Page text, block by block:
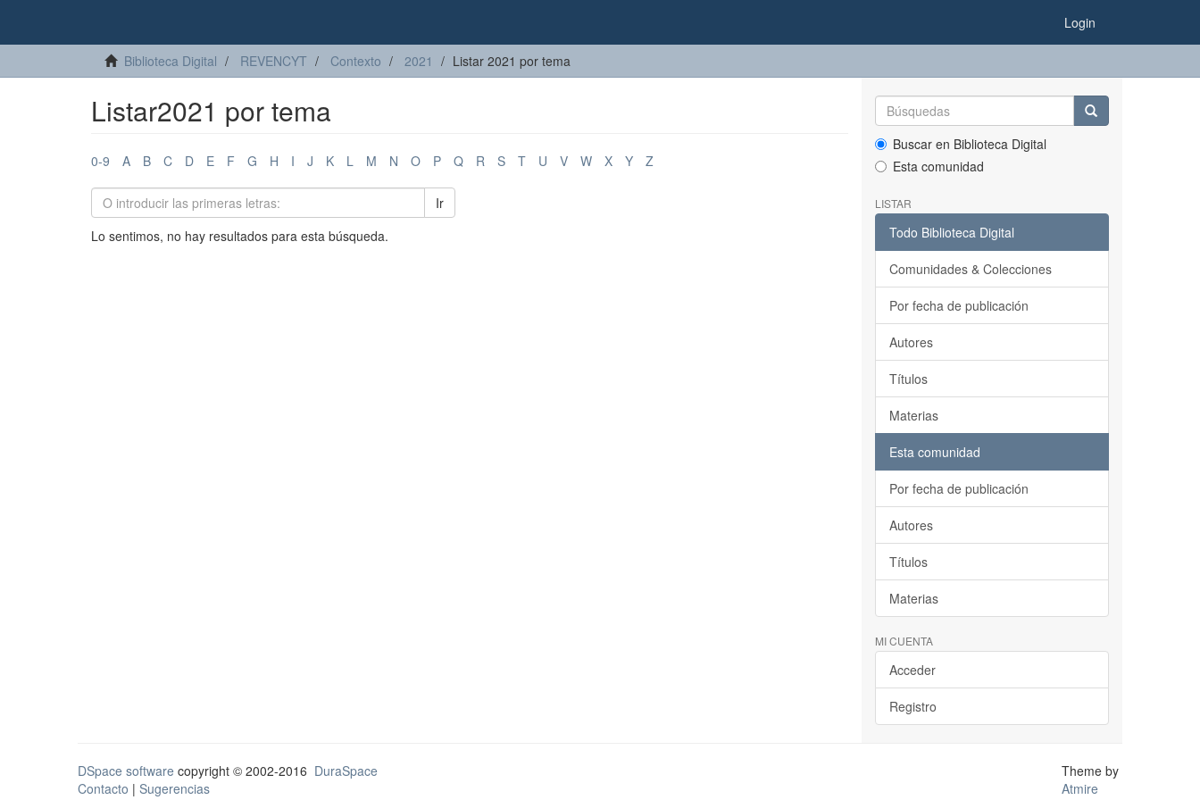
Login
Biblioteca Digital REVENCYT Contexto 2021 Listar 2021 por tema
Listar2021 por tema
0-9 A B C D E F G H I J K L M N O P Q R S T U V W X Y Z
Ir
Lo sentimos, no hay resultados para esta búsqueda.
Buscar en Biblioteca Digital
Esta comunidad
LISTAR
Todo Biblioteca Digital
Comunidades & Colecciones
Por fecha de publicación
Autores
Títulos
Materias
Esta comunidad
Por fecha de publicación
Autores
Títulos
Materias
MI CUENTA
Acceder
Registro
DSpace software copyright © 2002-2016 DuraSpace
Contacto | Sugerencias
Theme by
Atmire